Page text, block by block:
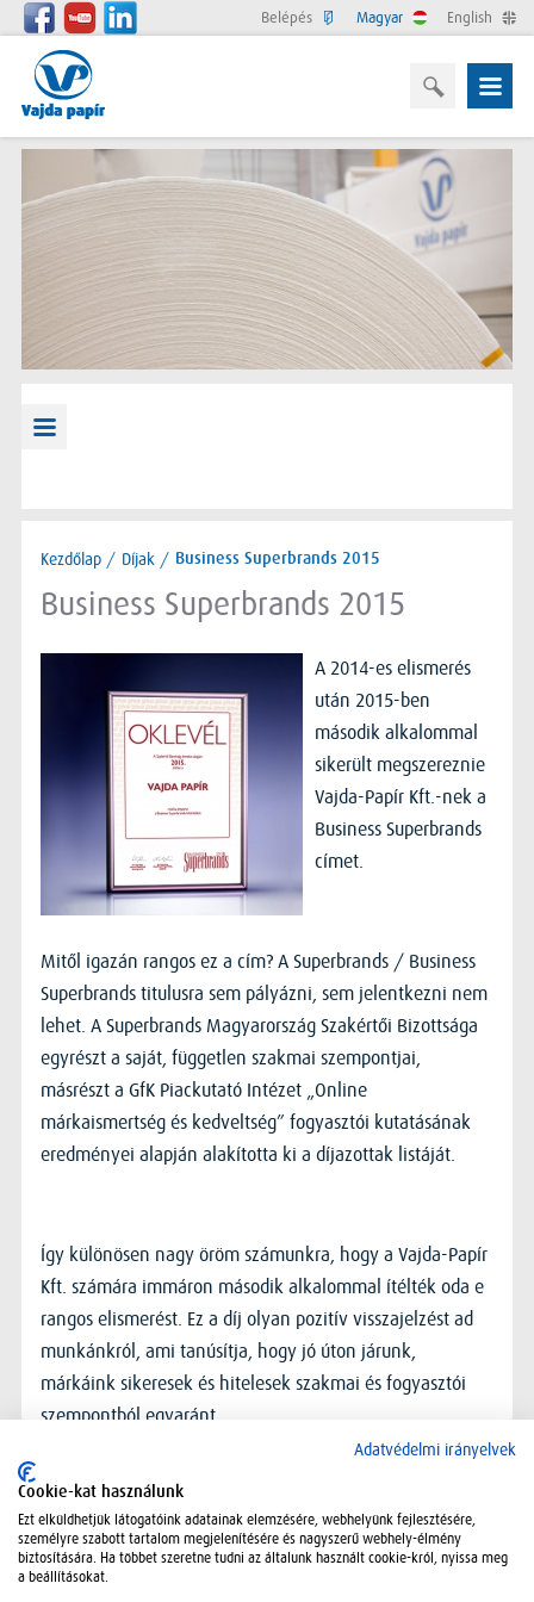
English
Magyar
Belépés
Kezdőlap / Díjak / Business Superbrands 2015
Business Superbrands 2015
A 2014-es elismerés
után 2015-ben
második alkalommal
sikerült megszereznie
Vajda-Papír Kft.-nek a
Business Superbrands
címet.
Mitől igazán rangos ez a cím? A Superbrands / Business
Superbrands titulusra sem pályázni, sem jelentkezni nem
lehet. A Superbrands Magyarország Szakértői Bizottsága
egyrészt a saját, független szakmai szempontjai,
másrészt a GfK Piackutató Intézet „Online
márkaismertség és kedveltség” fogyasztói kutatásának
eredményei alapján alakította ki a díjazottak listáját.
Így különösen nagy öröm számunkra, hogy a Vajda-Papír
Kft. számára immáron második alkalommal ítélték oda e
rangos elismerést. Ez a díj olyan pozitív visszajelzést ad
munkánkról, ami tanúsítja, hogy jó úton járunk,
márkáink sikeresek és hitelesek szakmai és fogyasztói
szempontból egyaránt.
Adatvédelmi irányelvek
Cookie-kat használunk
Ezt elküldhetjük látogatóink adatainak elemzésére, webhelyünk fejlesztésére,
személyre szabott tartalom megjelenítésére és nagyszerű webhely-élmény
biztosítására. Ha többet szeretne tudni az általunk használt cookie-król, nyissa meg
a beállításokat.